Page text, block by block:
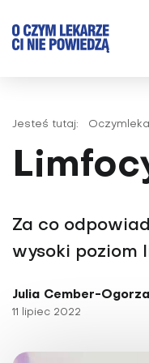
Jesteś tutaj:
Za co
wysoki poziom
Julia Cember-
11 lipiec 2022